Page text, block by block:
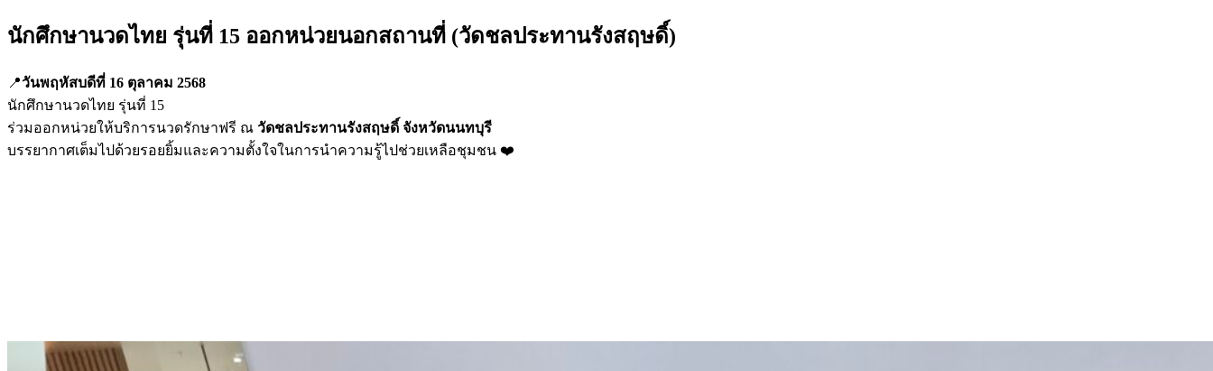
นักศึกษานวดไทย รุ่นที่ 15 ออกหน่วยนอกสถานที่ (วัดชลประทานรังสฤษดิ์)
📍วันพฤหัสบดีที่ 16 ตุลาคม 2568
นักศึกษานวดไทย รุ่นที่ 15
ร่วมออกหน่วยให้บริการนวดรักษาฟรี ณ วัดชลประทานรังสฤษดิ์ จังหวัดนนทบุรี
บรรยากาศเต็มไปด้วยรอยยิ้มและความตั้งใจในการนำความรู้ไปช่วยเหลือชุมชน ❤️